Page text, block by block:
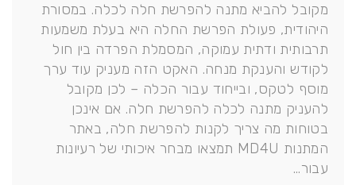
מקובל להביא מתנה להפרשת חלה לכלה. במסורת
היהודית, פעולת הפרשת החלה היא בעלת משמעות
תרבותית ודתית עמוקה, המסמלת הפרדה בין חול
לקודש והענקת מנחה. האקט הזה מעניק עוד ערך
מוסף לטקס, ובייחוד עבור הכלה – לכן מקובל
להעניק מתנה לכלה להפרשת חלה. אם אינכן
בטוחות מה צריך לקנות להפרשת חלה, באתר
המתנות MD4U תמצאו מבחר איכותי של רעיונות
עבור…